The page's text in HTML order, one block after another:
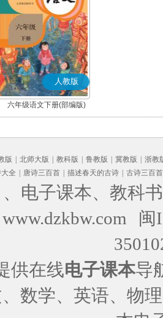
人教版
六年级语文下册(部编版)
版 北师大版 教科版 鲁教版 冀教版
浙教
全
唐诗三百首 描述春天的古诗 古诗三百首
、电子课本、教科
闽
供在线电子课本导
数学、英语、物